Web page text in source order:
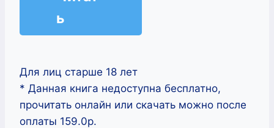
ь
Для лиц старше 18 лет
* Данная книга недоступна бесплатно,
прочитать онлайн или скачать можно после
оплаты 159.0р.